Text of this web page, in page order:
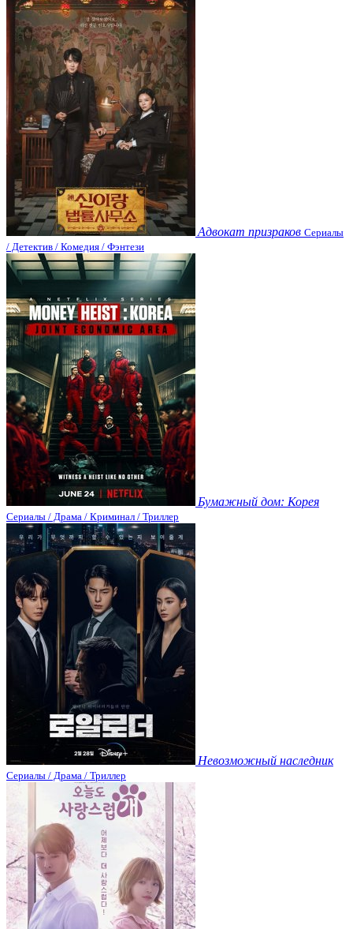
Адвокат призраков Сериалы
/ Детектив / Комедия / Фэнтези
Бумажный дом: Корея
Сериалы / Драма / Криминал / Триллер
Невозможный наследник
Сериалы / Драма / Триллер